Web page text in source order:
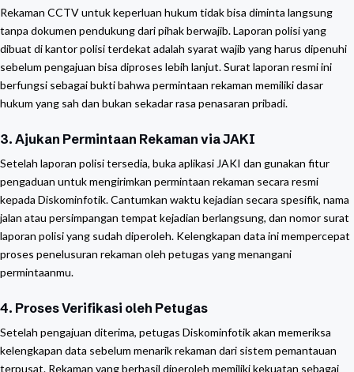
Rekaman CCTV untuk keperluan hukum tidak bisa diminta langsung
tanpa dokumen pendukung dari pihak berwajib. Laporan polisi yang
dibuat di kantor polisi terdekat adalah syarat wajib yang harus dipenuhi
sebelum pengajuan bisa diproses lebih lanjut. Surat laporan resmi ini
berfungsi sebagai bukti bahwa permintaan rekaman memiliki dasar
hukum yang sah dan bukan sekadar rasa penasaran pribadi.
3. Ajukan Permintaan Rekaman via JAKI
Setelah laporan polisi tersedia, buka aplikasi JAKI dan gunakan fitur
pengaduan untuk mengirimkan permintaan rekaman secara resmi
kepada Diskominfotik. Cantumkan waktu kejadian secara spesifik, nama
jalan atau persimpangan tempat kejadian berlangsung, dan nomor surat
laporan polisi yang sudah diperoleh. Kelengkapan data ini mempercepat
proses penelusuran rekaman oleh petugas yang menangani
permintaanmu.
4. Proses Verifikasi oleh Petugas
Setelah pengajuan diterima, petugas Diskominfotik akan memeriksa
kelengkapan data sebelum menarik rekaman dari sistem pemantauan
terpusat. Rekaman yang berhasil diperoleh memiliki kekuatan sebagai